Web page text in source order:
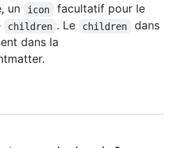
un icon
facultatif pour le
children . Le children
dans
dans la